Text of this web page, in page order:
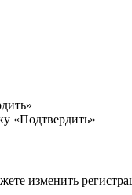
«Подтвердить»
изменить